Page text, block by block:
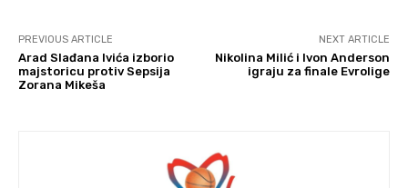
PREVIOUS ARTICLE
Arad Slađana Ivića izborio
majstoricu protiv Sepsija
Zorana Mikeša
NEXT ARTICLE
Nikolina Milić i Ivon Anderson
igraju za finale Evrolige